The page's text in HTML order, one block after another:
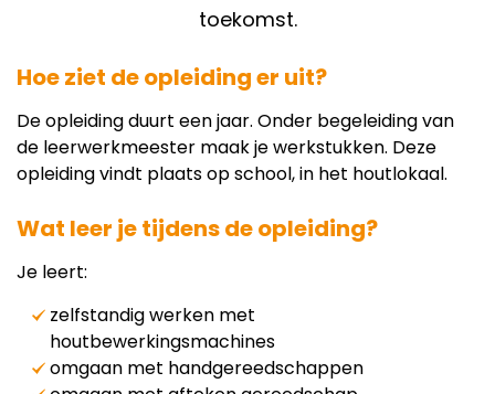
toekomst.
Hoe ziet de opleiding er uit?
De opleiding duurt een jaar. Onder begeleiding van
de leerwerkmeester maak je werkstukken. Deze
opleiding vindt plaats op school, in het houtlokaal.
Wat leer je tijdens de opleiding?
Je leert:
zelfstandig werken met
houtbewerkingsmachines
omgaan met handgereedschappen